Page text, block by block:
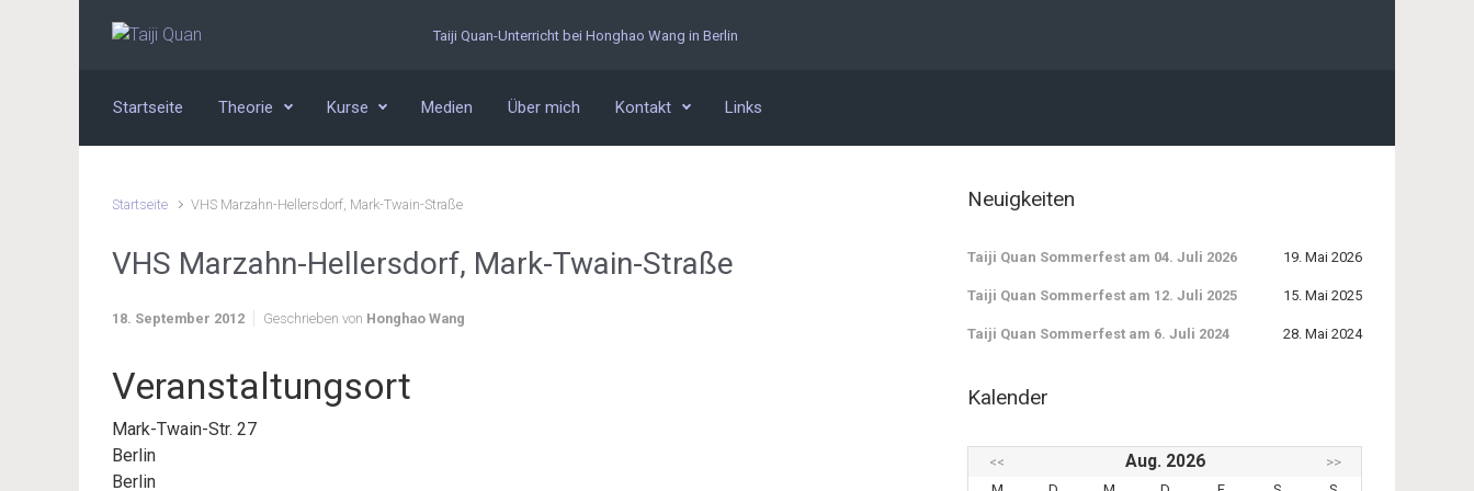
Zum Hauptinhalt springen Taiji Quan-Unterricht bei Honghao Wang in Berlin
Startseite Theorie Kurse Medien Über mich Kontakt Links
Startseite VHS Marzahn-Hellersdorf, Mark-Twain-Straße
VHS Marzahn-Hellersdorf, Mark-Twain-Straße
18. September 2012 Geschrieben von Honghao Wang
Veranstaltungsort
Mark-Twain-Str. 27
Berlin
Berlin
Neuigkeiten
Taiji Quan Sommerfest am 04. Juli 2026 19. Mai 2026
Taiji Quan Sommerfest am 12. Juli 2025 15. Mai 2025
Taiji Quan Sommerfest am 6. Juli 2024 28. Mai 2024
Kalender
<< Aug. 2026
>>